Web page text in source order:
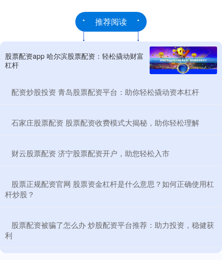
推荐阅读
股票配资app 哈尔滨股票配资：轻松撬动财富
杠杆
​配资炒股投资 青岛股票配资平台：助你轻松撬动资本杠杆
​石家庄股票配资 股票配资收费模式大揭秘，助你轻松理解
​财云股票配资 济宁股票配资开户，助您轻松入市
​股票正规配资官网 股票资金杠杆是什么意思？如何正确使用杠
杆炒股？
​股票配资被骗了怎么办 炒股配资平台推荐：助力投资，稳健获
利